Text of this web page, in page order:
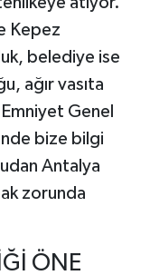
Kepez
belediye ise
ağır vasıta
Genel
bize bilgi
Antalya
zorunda
ÖNE